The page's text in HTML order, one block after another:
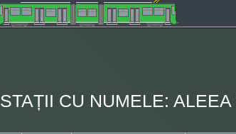
STAȚII CU NUMELE: